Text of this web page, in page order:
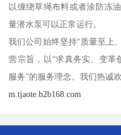
以缠绕草绳布料或者涂防冻
量潜水泵可以正常运行。
我们公司始终坚持“质量至上
营宗旨，以“求真务实、变革
服务”的服务理念。我们热诚
m.tjaote.b2b168.com